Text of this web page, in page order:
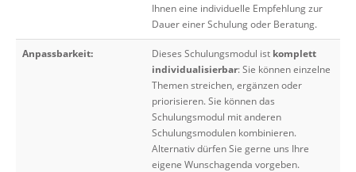
Ihnen eine individuelle Empfehlung zur
Dauer einer Schulung oder Beratung.
Anpassbarkeit: Dieses Schulungsmodul ist komplett
individualisierbar: Sie können einzelne
Themen streichen, ergänzen oder
priorisieren. Sie können das
Schulungsmodul mit anderen
Schulungsmodulen kombinieren.
Alternativ dürfen Sie gerne uns Ihre
eigene Wunschagenda vorgeben.